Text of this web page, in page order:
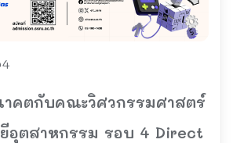
าคตกับคณะวิศวกรรมศาสตร์
อุตสาหกรรม รอบ 4 Direct